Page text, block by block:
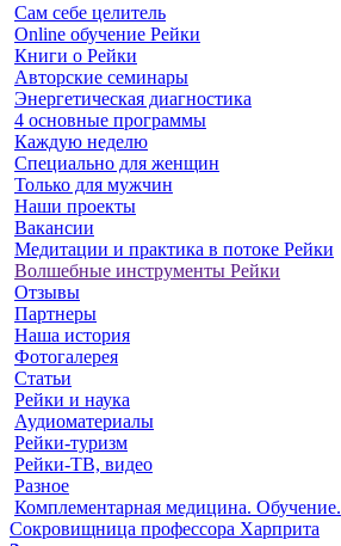
Сам себе целитель
Online обучение Рейки
Книги о Рейки
Авторские семинары
Энергетическая диагностика
4 основные программы
Каждую неделю
Специально для женщин
Только для мужчин
Наши проекты
Вакансии
Медитации и практика в потоке Рейки
Волшебные инструменты Рейки
Отзывы
Партнеры
Наша история
Фотогалерея
Статьи
Рейки и наука
Аудиоматериалы
Рейки-туризм
Рейки-ТВ, видео
Разное
Комплементарная медицина. Обучение.
Сокровищница профессора Харприта